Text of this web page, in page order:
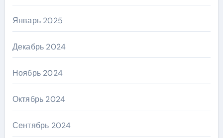
Январь 2025
Декабрь 2024
Ноябрь 2024
Октябрь 2024
Сентябрь 2024